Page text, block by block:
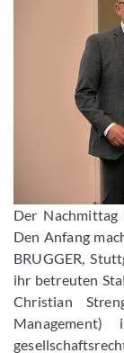
Bild vergrößern
Der
Den Anfang
BRUGGER,
ihr betreuten
Christian